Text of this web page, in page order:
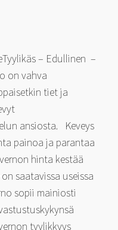
– Edullinen –
on vahva
tiet ja
ansiosta. Keveys
painoa ja parantaa
hinta kestää
saatavissa useissa
sopii mainiosti
tyylikkyys